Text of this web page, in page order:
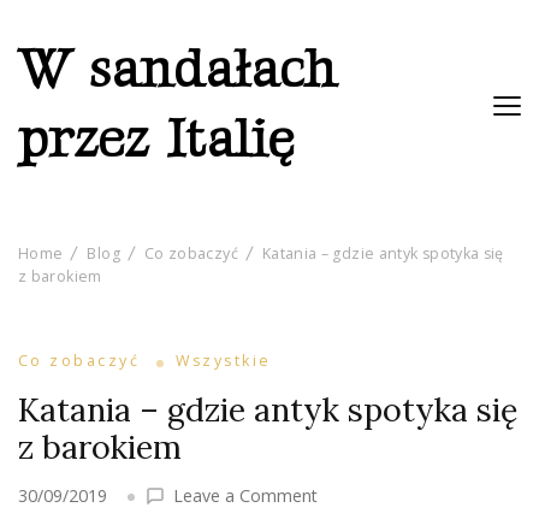
W sandałach
przez Italię
Home Blog Co zobaczyć
Katania – gdzie antyk spotyka się
z barokiem
Co zobaczyć Wszystkie
Katania – gdzie antyk spotyka się
z barokiem
30/09/2019 Leave a Commenton